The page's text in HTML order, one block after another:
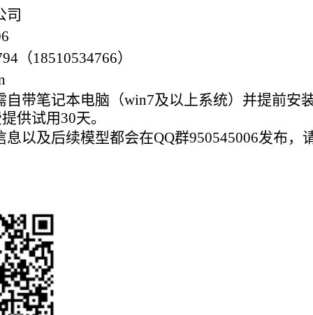
司
（18510534766）
带笔记本电脑（win7及以上系统）并提前安
供试用30天。
以及后续模型都会在QQ群950545006发布，